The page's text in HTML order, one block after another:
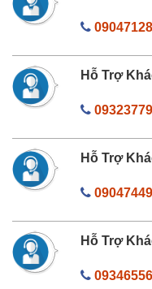
Hỗ Trợ
Hỗ Trợ
Hỗ Trợ